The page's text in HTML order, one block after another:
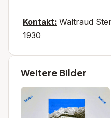
Kontakt: Waltraud
1930
Weitere Bilder